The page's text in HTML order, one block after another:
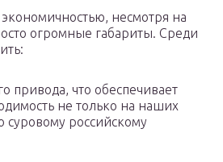
несмотря на
огромные габариты. Среди
привода, что обеспечивает
не только на наших
суровому российскому